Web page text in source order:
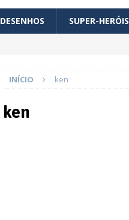
DESENHOS SUPER-HERÓIS
INÍCIO ken
ken